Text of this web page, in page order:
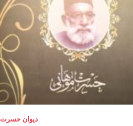
دیوان حسرت